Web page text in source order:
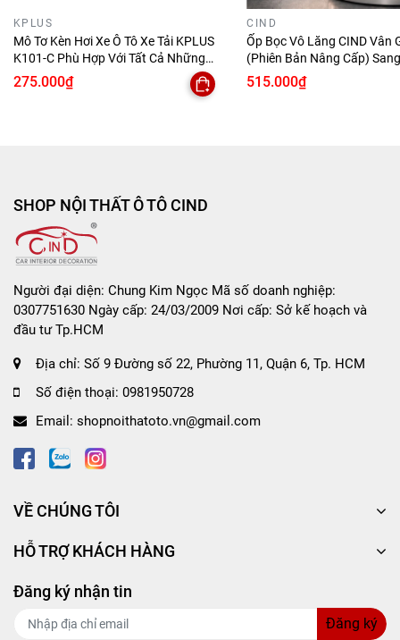
KPLUS
Mô Tơ Kèn Hơi Xe Ô Tô Xe Tải KPLUS
K101-C Phù Hợp Với Tất Cả Những
Dòng Xe
275.000₫
CIND
Ốp Bọc Vô Lăng CIND Vân
(Phiên Bản Nâng Cấp)
Đẳng Cấp Mỏng Nhẹ
Phù Hợp Nhiều Dòng Xe
515.000₫
SHOP NỘI THẤT Ô TÔ CIND
Người đại diện: Chung Kim Ngọc Mã số doanh nghiệp:
0307751630 Ngày cấp: 24/03/2009 Nơi cấp: Sở kế hoạch và
đầu tư Tp.HCM
Địa chỉ: Số 9 Đường số 22, Phường 11, Quận 6, Tp. HCM
Số điện thoại: 0981950728
Email: shopnoithatoto.vn@gmail.com
VỀ CHÚNG TÔI
HỖ TRỢ KHÁCH HÀNG
Đăng ký nhận tin
Đăng ký